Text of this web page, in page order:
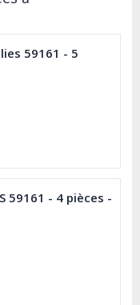
59161 - 5
59161 - 4 pièces -